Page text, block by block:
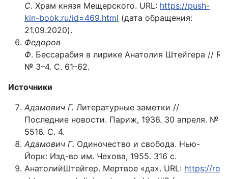
С. Храм князя Мещерского. URL: https://push-
kin-book.ru/id=469.html (дата обращения:
21.09.2020).
Федоров
Ф. Бессарабия в лирике Анатолия Штейгера //
№ 3–4. С. 61–62.
Источники
Адамович Г. Литературные заметки //
Последние новости. Париж, 1936. 30 апреля. №
5516. С. 4.
Адамович Г. Одиночество и свобода. Нью-
Йорк: Изд-во им. Чехова, 1955. 316 с.
АнатолийШтейгер. Мертвое «да». URL: https://